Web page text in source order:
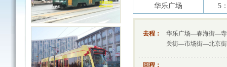
华乐广场
5
去程：
华乐广场—春海街—
关街—市场街—北京
回程：